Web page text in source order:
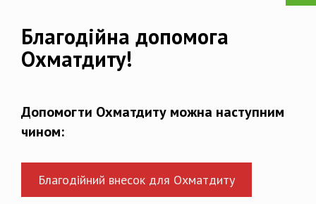
Благодійна допомога
Охматдиту!
Допомогти Охматдиту можна наступним
чином:
Благодійний внесок для Охматдиту